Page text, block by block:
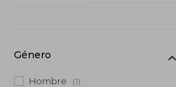
Género
Hombre (1)